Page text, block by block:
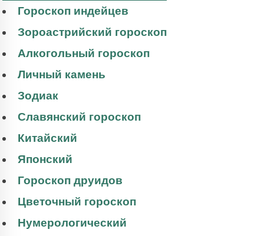
Гороскоп индейцев
Зороастрийский гороскоп
Алкогольный гороскоп
Личный камень
Зодиак
Славянский гороскоп
Китайский
Японский
Гороскоп друидов
Цветочный гороскоп
Нумерологический